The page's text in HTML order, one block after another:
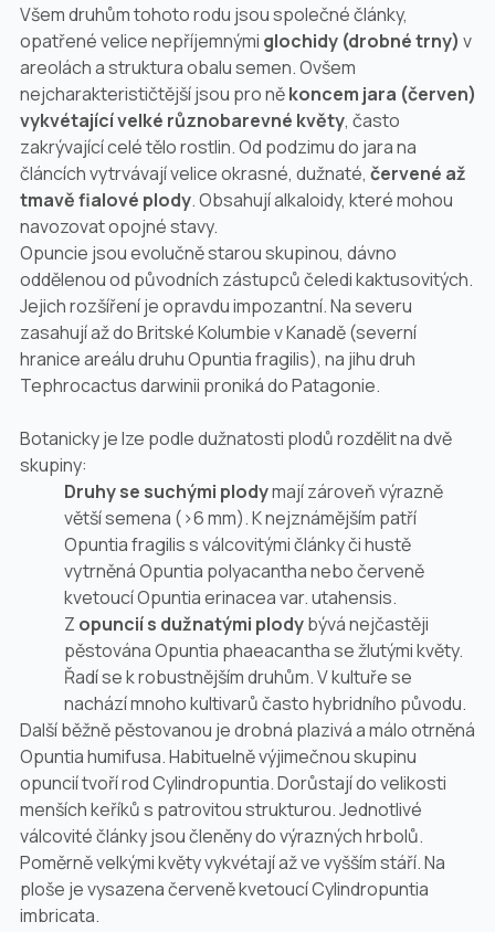
Všem druhům tohoto rodu jsou společné články,
opatřené velice nepříjemnými glochidy (drobné trny) v
areolách a struktura obalu semen. Ovšem
nejcharakterističtější jsou pro někoncem jara (červen)
vykvétající velké různobarevné květy, často
zakrývající celé tělo rostlin. Od podzimu do jara na
článcích vytrvávají velice okrasné, dužnaté, červené až
tmavě fialové plody. Obsahují alkaloidy, které mohou
navozovat opojné stavy.
Opuncie jsou evolučně starou skupinou, dávno
oddělenou od původních zástupců čeledi kaktusovitých.
Jejich rozšíření je opravdu impozantní. Na severu
zasahují až do Britské Kolumbie v Kanadě (severní
hranice areálu druhuOpuntia fragilis), na jihu druh
Tephrocactus darwinii proniká do Patagonie.
Botanicky je lze podle dužnatosti plodů rozdělit na dvě
skupiny:
Druhy se suchými plodymají zároveň výrazně
větší semena (>6 mm). K nejznámějším patří
Opuntia fragiliss válcovitými články či hustě
vytrněnáOpuntia polyacanthanebo červeně
kvetoucíOpuntia erinaceavar. utahensis.
Z opuncií s dužnatými plodybývá nejčastěji
pěstovánaOpuntia phaeacanthase žlutými květy.
Řadí se k robustnějším druhům. V kultuře se
nachází mnoho kultivarů často hybridního původu.
Další běžně pěstovanou je drobná plazivá a málo otrněná
Opuntia humifusa. Habituelně výjimečnou skupinu
opuncií tvoří rodCylindropuntia. Dorůstají do velikosti
menších keříků s patrovitou strukturou. Jednotlivé
válcovité články jsou členěny do výrazných hrbolů.
Poměrně velkými květy vykvétají až ve vyšším stáří. Na
ploše je vysazena červeně kvetoucíCylindropuntia
imbricata.